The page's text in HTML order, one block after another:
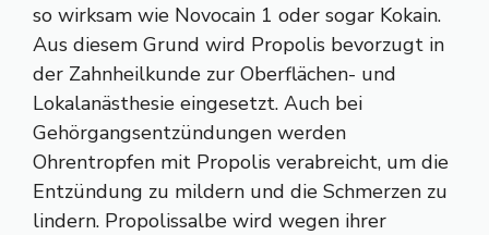
so wirksam wie Novocain 1 oder sogar Kokain.
Aus diesem Grund wird Propolis bevorzugt in
der Zahnheilkunde zur Oberflächen- und
Lokalanästhesie eingesetzt. Auch bei
Gehörgangsentzündungen werden
Ohrentropfen mit Propolis verabreicht, um die
Entzündung zu mildern und die Schmerzen zu
lindern. Propolissalbe wird wegen ihrer